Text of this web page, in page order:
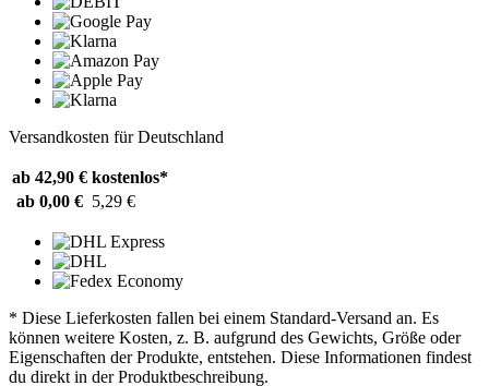
Versandkosten für Deutschland
ab 42,90 € kostenlos*
ab 0,00 € 5,29 €
* Diese Lieferkosten fallen bei einem Standard-Versand an. Es
können weitere Kosten, z. B. aufgrund des Gewichts, Größe oder
Eigenschaften der Produkte, entstehen. Diese Informationen findest
du direkt in der Produktbeschreibung.